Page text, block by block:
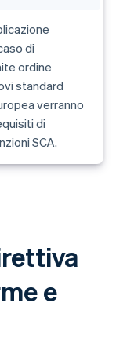
di
ordine
standard
verranno
di
SCA.
e